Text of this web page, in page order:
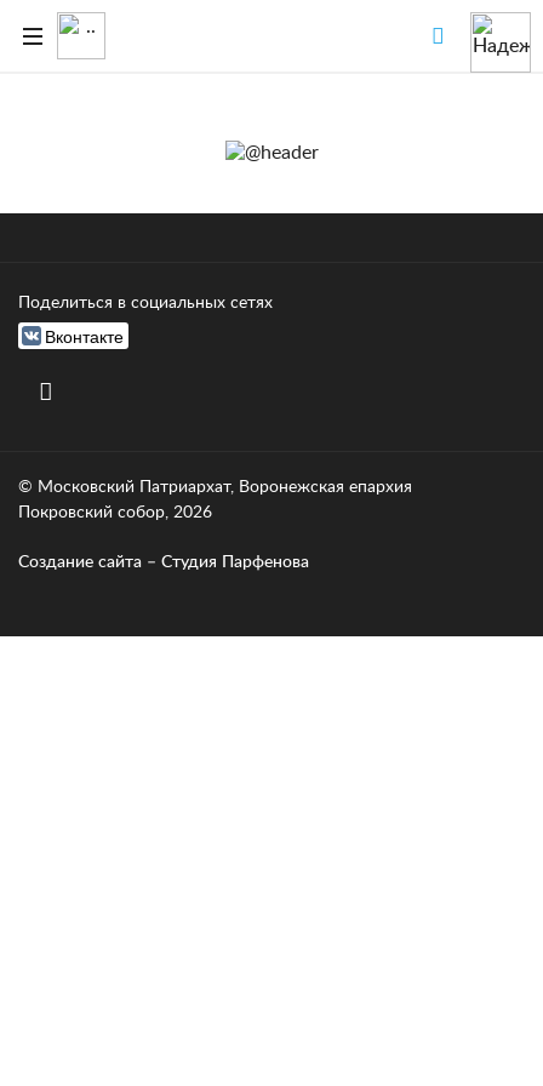
Поделиться в социальных сетях
Вконтакте
© Московский Патриархат, Воронежcкая епархия
Покровский собор, 2026
Создание сайта – Cтудия Парфенова